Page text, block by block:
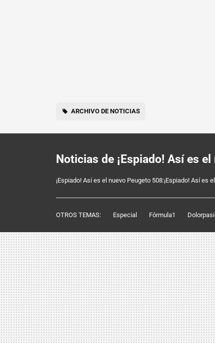
ARCHIVO DE NOTICIAS
Noticias de ¡Espiado! Así es
¡Espiado! Así es el nuevo Peugeto 508:¡Espiado! Así es
OTROS TEMAS: Especial Fórmula1